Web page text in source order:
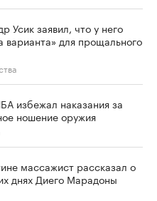
Усик заявил, что у него
варианта» для прощального
избежал наказания за
ношение оружия
массажист рассказал о
днях Диего Марадоны